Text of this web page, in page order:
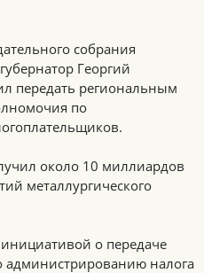
собрания
Георгий
передать региональным
по
около 10 миллиардов
металлургического
о передаче
налога